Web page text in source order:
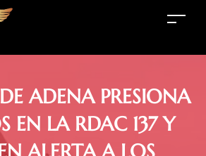
ADENA PRESIONA
EN LA RDAC 137 Y